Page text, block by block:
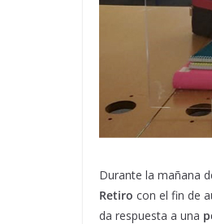
Durante la mañana
Retiro con el fin de
da respuesta a una